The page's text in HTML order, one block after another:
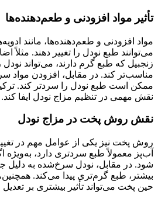
تأثیر مواد افزودنی و طعم‌دهنده‌ها
مواد افزودنی و طعم‌دهنده‌ها، مانند
می‌توانند طبع نودل را تغییر دهند. مثلاً
زنجبیل که طبع گرم دارند، می‌تواند نودل
مناسب‌تر کند. در مقابل، افزودن مواد
ممکن است طبع نودل را سردتر کند.
نقش مهمی در تنظیم مزاج نودل ایفا کند.
نقش روش پخت در مزاج نودل
روش پخت نیز یکی از عوامل مهم در
آب‌پز معمولاً طبع سردتری دارد،
شود. در مقابل، نودل سرخ‌شده به
بیشتر، طبع گرم‌تری پیدا می‌کند. همچنین،
حین پخت می‌تواند تأثیر بیشتری بر